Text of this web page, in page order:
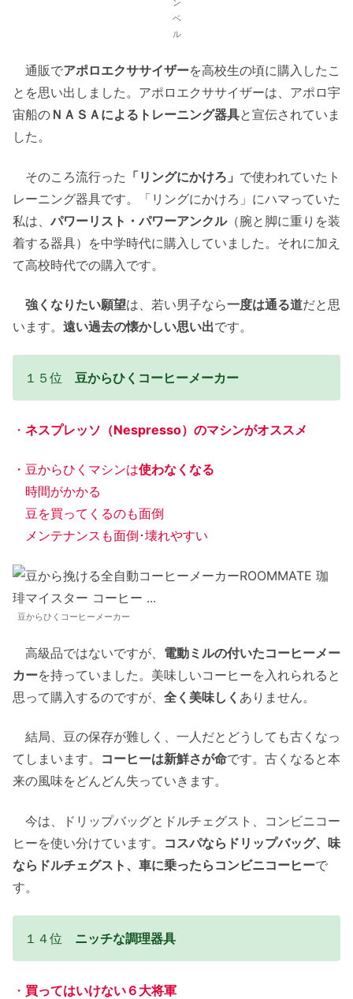
ン
ベ
ル
通販でアポロエクササイザーを高校生の頃に購入したこ
とを思い出しました。アポロエクササイザーは、アポロ宇
宙船の ＮＡＳＡによるトレーニング器具と宣伝されていま
した。
そのころ流行った 「リングにかけろ」 で使われていたト
レーニング器具です。「リングにかけろ」にハマっていた
私は、 パワーリスト・パワーアンクル（腕と脚に重りを装
着する器具）を中学時代に購入していました。それに加え
て高校時代での購入です。
強くなりたい願望は、若い男子なら一度は通る道だと思
います。 遠い過去の懐かしい思い出です。
１５位 豆からひくコーヒーメーカー
・ ネスプレッソ（Nespresso）のマシンがオススメ
・豆からひくマシンは使わなくなる
時間がかかる
豆を買ってくるのも面倒
メンテナンスも面倒･壊れやすい
豆からひくコーヒーメーカー
高級品ではないですが、 電動ミルの付いたコーヒーメー
カーを持っていました。美味しいコーヒーを入れられると
思って購入するのですが、 全く美味しく ありません。
結局、豆の保存が難しく、一人だとどうしても古くなっ
てしまいます。 コーヒーは新鮮さが命です。古くなると本
来の風味をどんどん失っていきます。
今は、ドリップバッグとドルチェグスト、コンビニコー
ヒーを使い分けています。 コスパならドリップバッグ、味
ならドルチェグスト、車に乗ったらコンビニコーヒーで
す。
１４位 ニッチな調理器具
・ 買ってはいけない６大将軍